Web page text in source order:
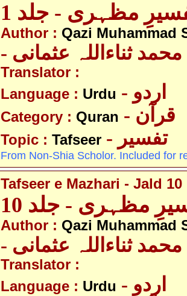
مظہری - جلد 1
Author : Qazi Muhammad
ثناءاللہ عثمانی
Translator :
Language : Urdu - اردو
Category : Quran - قرآن
Topic : Tafseer - تفسیر
From Non-Shia Scholor. Included for
Tafseer e Mazhari - Jald 10
مظہری - جلد 10
Author : Qazi Muhammad
ثناءاللہ عثمانی
Translator :
Language : Urdu - اردو